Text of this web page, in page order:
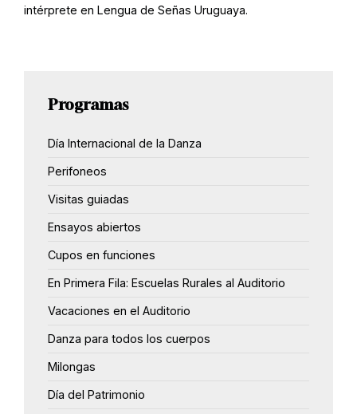
intérprete en Lengua de Señas Uruguaya.
Programas
Día Internacional de la Danza
Perifoneos
Visitas guiadas
Ensayos abiertos
Cupos en funciones
En Primera Fila: Escuelas Rurales al Auditorio
Vacaciones en el Auditorio
Danza para todos los cuerpos
Milongas
Día del Patrimonio